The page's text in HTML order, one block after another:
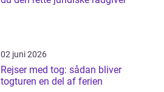
02 juni 2026
Rejser med tog: sådan bliver
togturen en del af ferien